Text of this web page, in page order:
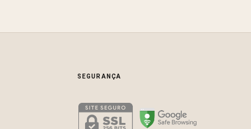
SEGURANÇA